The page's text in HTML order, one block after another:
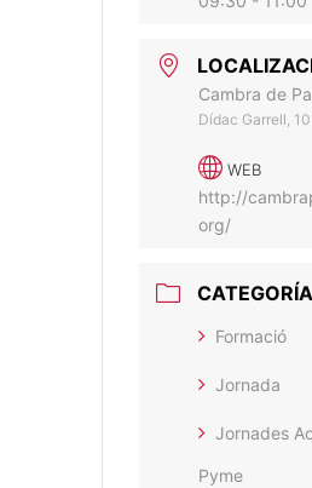
Cambra de
Dídac Garrell,
WEB
http://
org/
CATEGORÍA
Formació
Jornada
Jornades
Pyme